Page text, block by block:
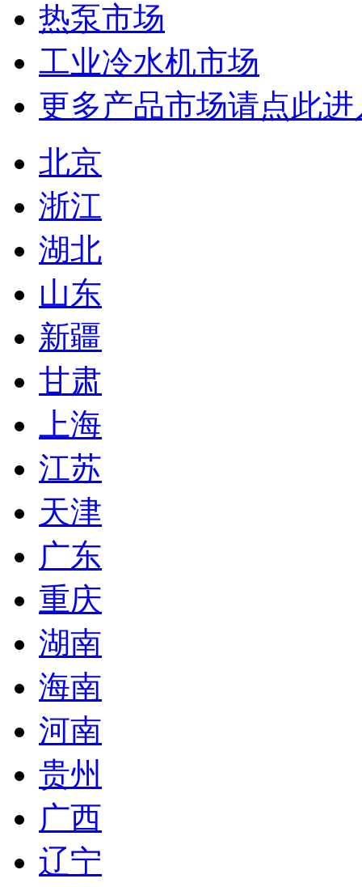
热泵市场
工业冷水机市场
更多产品市场请点此进
北京
浙江
湖北
山东
新疆
甘肃
上海
江苏
天津
广东
重庆
湖南
海南
河南
贵州
广西
辽宁